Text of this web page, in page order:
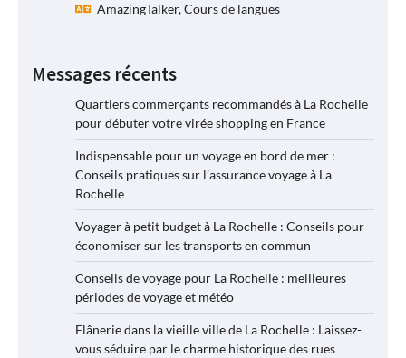
AmazingTalker, Cours de langues
Messages récents
Quartiers commerçants recommandés à La Rochelle
pour débuter votre virée shopping en France
Indispensable pour un voyage en bord de mer :
Conseils pratiques sur l’assurance voyage à La
Rochelle
Voyager à petit budget à La Rochelle : Conseils pour
économiser sur les transports en commun
Conseils de voyage pour La Rochelle : meilleures
périodes de voyage et météo
Flânerie dans la vieille ville de La Rochelle : Laissez-
vous séduire par le charme historique des rues